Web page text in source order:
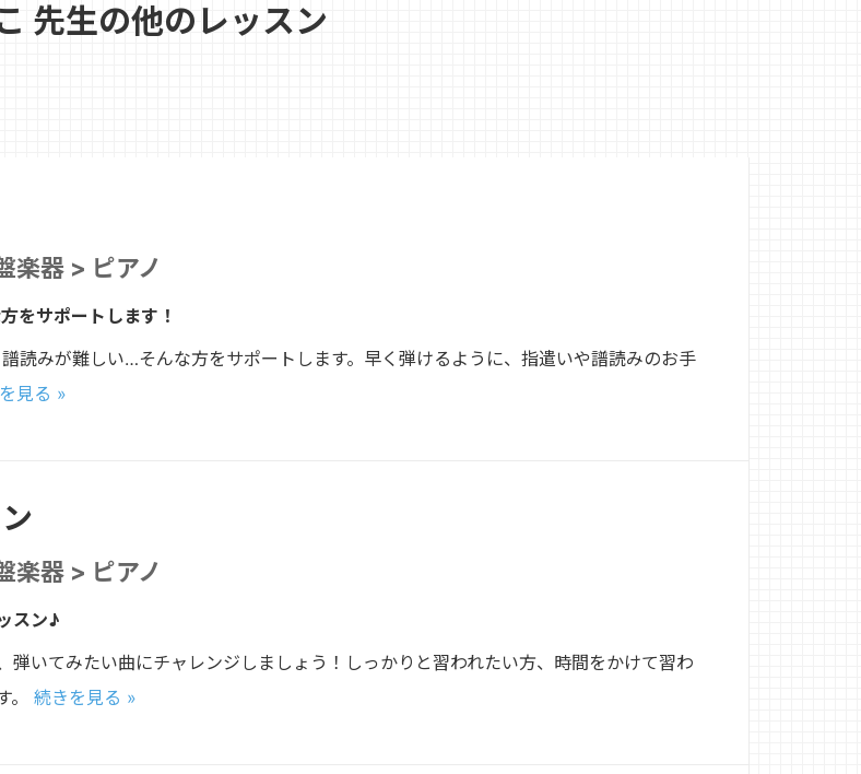
先生の他のレッスン
楽器 > ピアノ
をサポートします！
読みが難しい…そんな方をサポートします。早く弾けるように、指遣いや譜読みのお手
見る »
楽器 > ピアノ
スン♪
弾いてみたい曲にチャレンジしましょう！しっかりと習われたい方、時間をかけて習わ
。 続きを見る »